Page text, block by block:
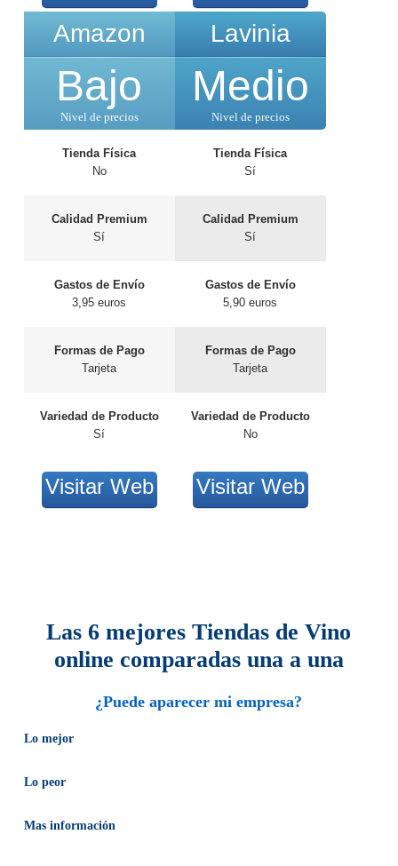
Amazon
Bajo
Nivel de precios
Tienda Física
No
Calidad Premium
Sí
Gastos de Envío
3,95 euros
Formas de Pago
Tarjeta
Variedad de Producto
Sí
Visitar Web
Lavinia
Medio
Nivel de precios
Tienda Física
Sí
Calidad Premium
Sí
Gastos de Envío
5,90 euros
Formas de Pago
Tarjeta
Variedad de Producto
No
Visitar Web
Las 6 mejores Tiendas de Vino
online comparadas una a una
¿Puede aparecer mi empresa?
Lo mejor
Lo peor
Mas información